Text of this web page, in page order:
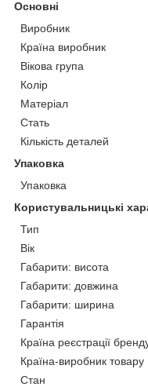
Основні
Виробник
Країна виробник
Вікова група
Колір
Матеріал
Стать
Кількість деталей
Упаковка
Упаковка
Користувальницькі
Тип
Вік
Габарити: висота
Габарити: довжина
Габарити: ширина
Гарантія
Країна реєстрації
Країна-виробник товару
Стан